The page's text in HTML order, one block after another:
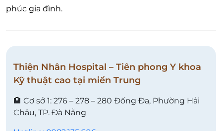
phúc gia đình.
Thiện Nhân Hospital – Tiên phong Y khoa
Kỹ thuật cao tại miền Trung
🏨 Cơ sở 1: 276 – 278 – 280 Đống Đa, Phường Hải
Châu, TP. Đà Nẵng